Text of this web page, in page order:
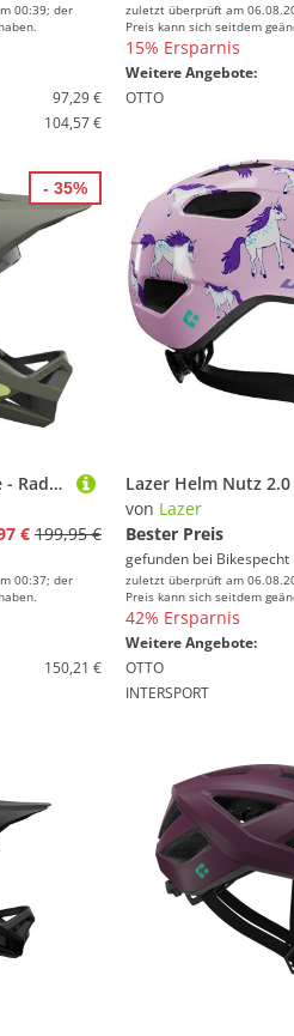
00:39; der
97,29 €
104,57 €
zuletzt überprüft am
Preis kann sich seitdem
15% Ersparnis
Weitere Angebote:
OTTO
Lazer - Chase KinetiCore - Radhelm Gr 58-60 cm oliv
€ 199,95 €
00:37; der
150,21 €
- 35%
von Lazer
Bester Preis
gefunden bei Bikespecht
zuletzt überprüft am
Preis kann sich seitdem
42% Ersparnis
Weitere Angebote:
OTTO
INTERSPORT